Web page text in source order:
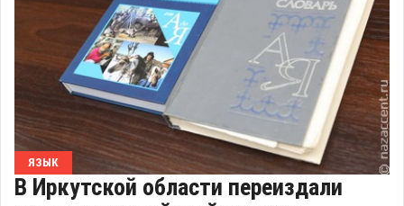
ЯЗЫК
В Иркутской области переиздали